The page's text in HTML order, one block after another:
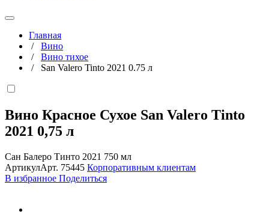
Главная
/ Вино
/ Вино тихое
/ San Valero Tinto 2021 0.75 л
Вино Красное Сухое San Valero Tinto
2021 0,75 л
Сан Балеро Тинто 2021 750 мл
АртикулАрт. 75445 Корпоративным клиентам
В избранное Поделиться